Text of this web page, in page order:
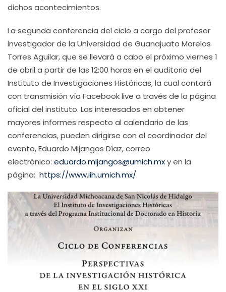
dichos acontecimientos.
La segunda conferencia del ciclo a cargo del profesor
investigador de la Universidad de Guanajuato Morelos
Torres Aguilar, que se llevará a cabo el próximo viernes 1
de abril a partir de las 12:00 horas en el auditorio del
Instituto de Investigaciones Históricas, la cual contará
con transmisión vía Facebook live a través de la página
oficial del instituto. Los interesados en obtener
mayores informes respecto al calendario de las
conferencias, pueden dirigirse con el coordinador del
evento, Eduardo Mijangos Díaz, correo
electrónico: eduardo.mijangos@umich.mxy en la
página: https://www.iih.umich.mx/.